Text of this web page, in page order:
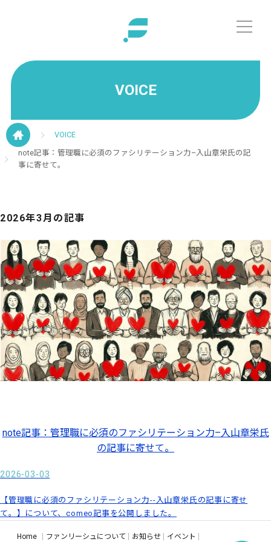
VOICE
VOICE
note記事：管理職に必須のファシリテーション力–入山章栄氏の記
事に寄せて。
2026年3月の記事
note記事：管理職に必須のファシリテーション力–入山章栄氏
の記事に寄せて。
2026-03-03
【管理職に必須のファシリテーション力--入山章栄氏の記事に寄せ
て。】について、comeo記事を公開しました。
Home ファンリーシュについて お知らせ イベント